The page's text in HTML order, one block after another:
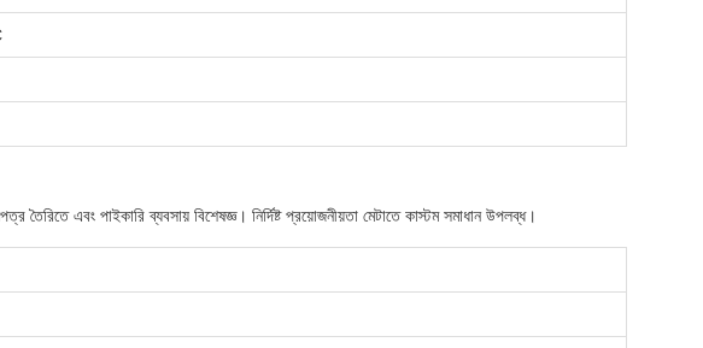
এবং পাইকারি ব্যবসায় বিশেষজ্ঞ। নির্দিষ্ট প্রয়োজনীয়তা মেটাতে কাস্টম সমাধান উপলব্ধ।